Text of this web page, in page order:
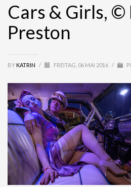
Cars & Girls, ©
Preston
BY KATRIN / FREITAG, 06 MAI 2016 /